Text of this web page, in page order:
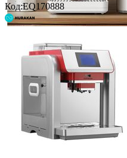
Код:EQ170888